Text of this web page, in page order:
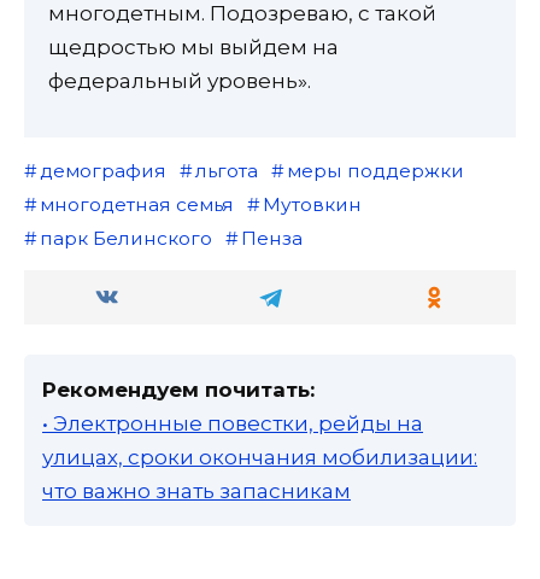
многодетным. Подозреваю, с такой
щедростью мы выйдем на
федеральный уровень».
демография льгота
меры поддержки
многодетная семья
Мутовкин
парк Белинского
Пенза
Рекомендуем почитать:
• Электронные повестки, рейды на
улицах, сроки окончания мобилизации:
что важно знать запасникам